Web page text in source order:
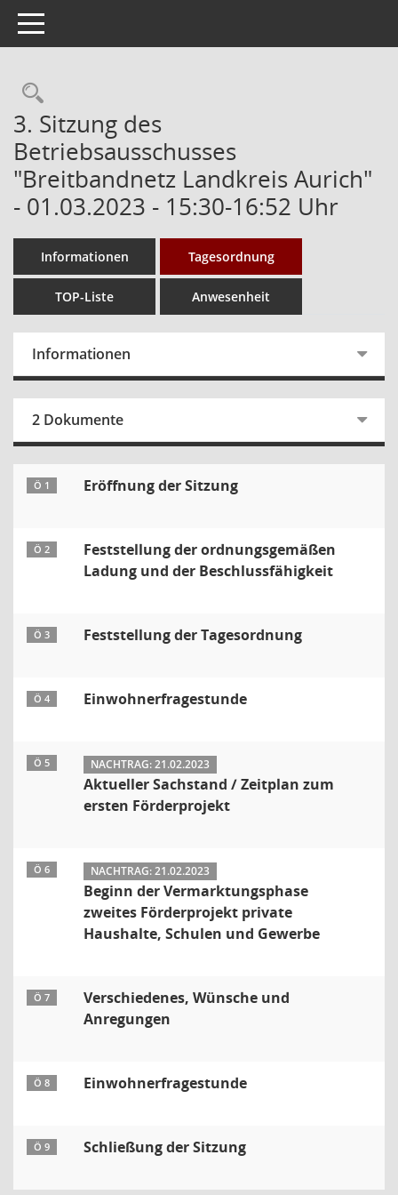
Toggle navigation
Rechercheauswahl
3. Sitzung des
Betriebsausschusses
"Breitbandnetz Landkreis Aurich"
- 01.03.2023 - 15:30-16:52 Uhr
Informationen Tagesordnung
TOP-Liste Anwesenheit
Informationen
2 Dokumente
Ö 1 Eröffnung der Sitzung
Ö 2
Feststellung der ordnungsgemäßen
Ladung und der Beschlussfähigkeit
Ö 3 Feststellung der Tagesordnung
Ö 4 Einwohnerfragestunde
Ö 5 NACHTRAG: 21.02.2023
Aktueller Sachstand / Zeitplan zum
ersten Förderprojekt
Ö 6 NACHTRAG: 21.02.2023
Beginn der Vermarktungsphase
zweites Förderprojekt private
Haushalte, Schulen und Gewerbe
Ö 7
Verschiedenes, Wünsche und
Anregungen
Ö 8 Einwohnerfragestunde
Ö 9 Schließung der Sitzung